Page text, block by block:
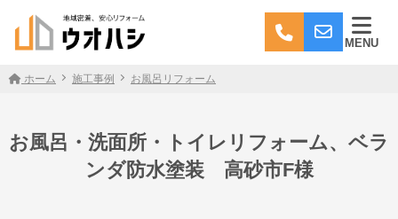
MENU
ホーム 施工事例 お風呂リフォーム
お風呂・洗面所・トイレリフォーム、ベラ
ンダ防水塗装 高砂市F様